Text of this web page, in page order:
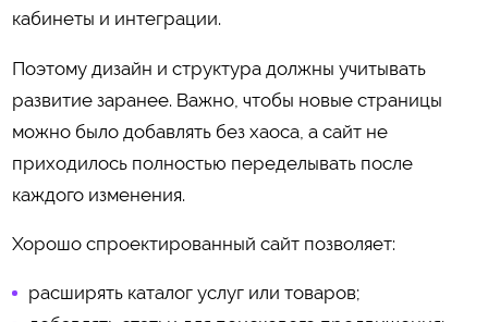
кабинеты и интеграции.
Поэтому дизайн и структура должны учитывать
развитие заранее. Важно, чтобы новые страницы
можно было добавлять без хаоса, а сайт не
приходилось полностью переделывать после
каждого изменения.
Хорошо спроектированный сайт позволяет:
расширять каталог услуг или товаров;